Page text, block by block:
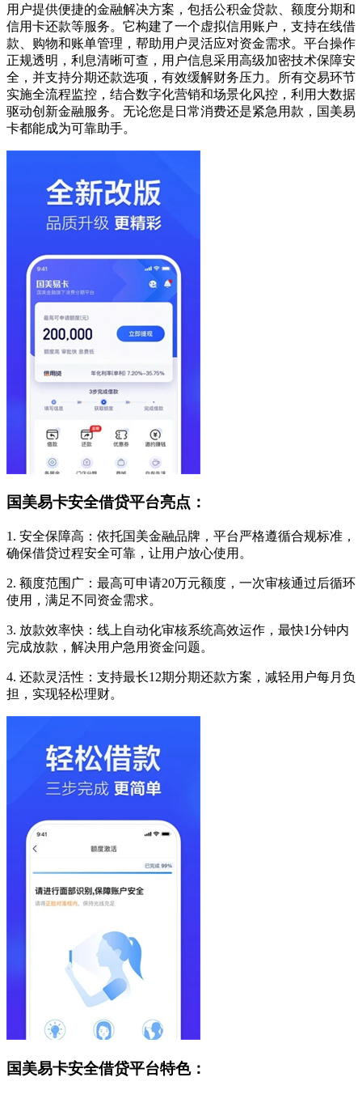
用户提供便捷的金融解决方案，包括公积金贷款、额度分期和
信用卡还款等服务。它构建了一个虚拟信用账户，支持在线借
款、购物和账单管理，帮助用户灵活应对资金需求。平台操作
正规透明，利息清晰可查，用户信息采用高级加密技术保障安
全，并支持分期还款选项，有效缓解财务压力。所有交易环节
实施全流程监控，结合数字化营销和场景化风控，利用大数据
驱动创新金融服务。无论您是日常消费还是紧急用款，国美易
卡都能成为可靠助手。
国美易卡安全借贷平台亮点：
1. 安全保障高：依托国美金融品牌，平台严格遵循合规标准，
确保借贷过程安全可靠，让用户放心使用。
2. 额度范围广：最高可申请20万元额度，一次审核通过后循环
使用，满足不同资金需求。
3. 放款效率快：线上自动化审核系统高效运作，最快1分钟内
完成放款，解决用户急用资金问题。
4. 还款灵活性：支持最长12期分期还款方案，减轻用户每月负
担，实现轻松理财。
国美易卡安全借贷平台特色：